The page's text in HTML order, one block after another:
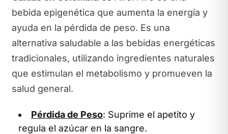
bebida epigenética que aumenta la energía y
ayuda en la pérdida de peso. Es una
alternativa saludable a las bebidas energéticas
tradicionales, utilizando ingredientes naturales
que estimulan el metabolismo y promueven la
salud general.
Pérdida de Peso: Suprime el apetito y
regula el azúcar en la sangre.